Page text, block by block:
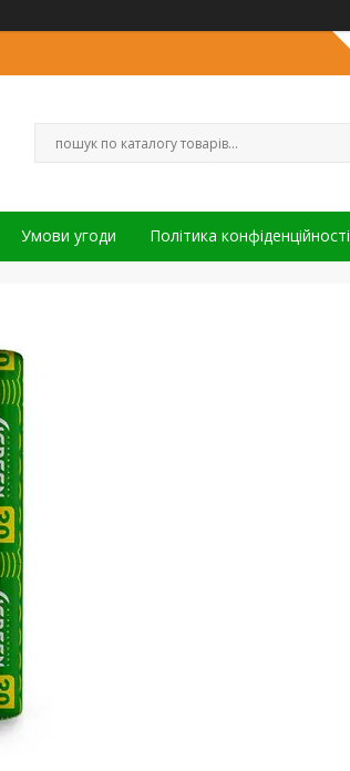
Умови угоди Політика конфіденційності